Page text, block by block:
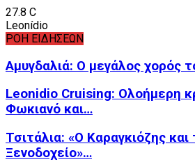
27.8 C
Leonídio
ΡΟΗ ΕΙΔΗΣΕΩΝ
Αμυγδαλιά: Ο μεγάλος χορός
Leonidio Cruising: Ολοήμερη
Φωκιανό και…
Τσιτάλια: «Ο Καραγκιόζης
Ξενοδοχείο»…